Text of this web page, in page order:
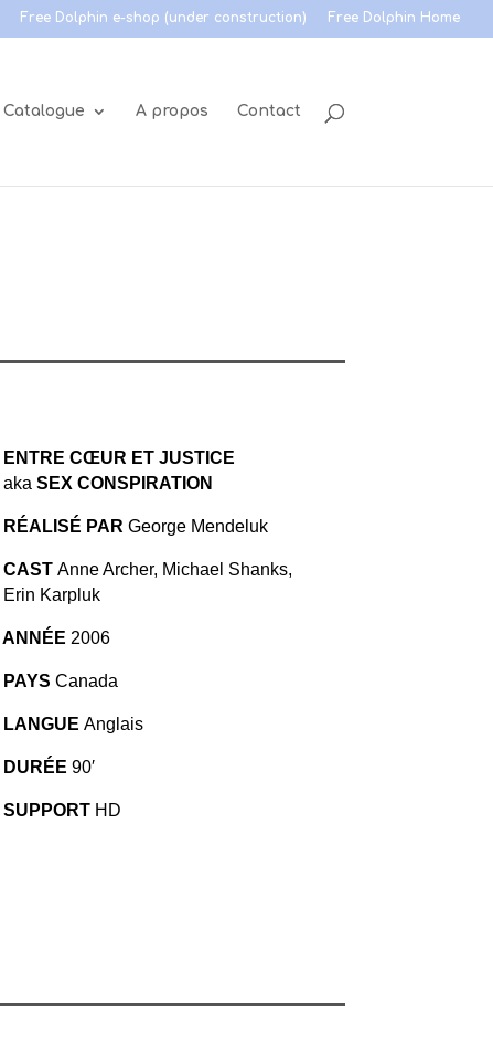
Free Dolphin e-shop (under construction) Free Dolphin Home
Catalogue A propos Contact
ENTRE CŒUR ET JUSTICE
aka SEX CONSPIRATION
RÉALISÉ PAR George Mendeluk
CAST Anne Archer, Michael Shanks,
Erin Karpluk
ANNÉE 2006
PAYS Canada
LANGUE Anglais
DURÉE 90′
SUPPORTHD